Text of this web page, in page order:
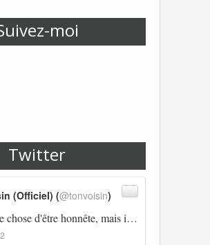
moi
Twitter
“C'est une belle chose d'être honnête, mais il est également important d'avoir raison.” Winston Churchill Réplico…
(Officiel) (@tonvoisin)